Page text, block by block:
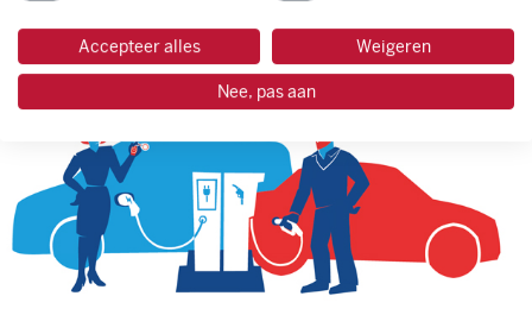
Accepteer alles Weigeren
Nee, pas aan